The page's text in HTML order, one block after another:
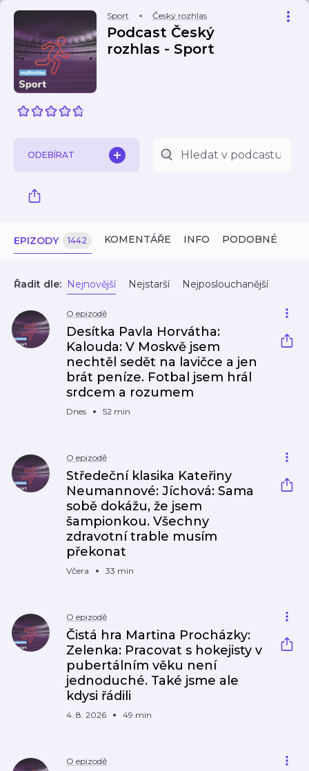
Sport Český rozhlas
Podcast Český
rozhlas - Sport
ODEBÍRAT
EPIZODY 1442 KOMENTÁŘE INFO PODOBNÉ
Řadit dle: Nejnovější Nejstarší Nejposlouchanější
O epizodě
Desítka Pavla Horvátha:
Kalouda: V Moskvě jsem
nechtěl sedět na lavičce a jen
brát peníze. Fotbal jsem hrál
srdcem a rozumem
Dnes 52 min
O epizodě
Středeční klasika Kateřiny
Neumannové: Jíchová: Sama
sobě dokážu, že jsem
šampionkou. Všechny
zdravotní trable musím
překonat
Včera 33 min
O epizodě
Čistá hra Martina Procházky:
Zelenka: Pracovat s hokejisty v
pubertálním věku není
jednoduché. Také jsme ale
kdysi řádili
4. 8. 2026 49 min
O epizodě